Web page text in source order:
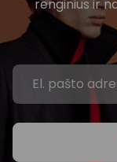
renginius ir